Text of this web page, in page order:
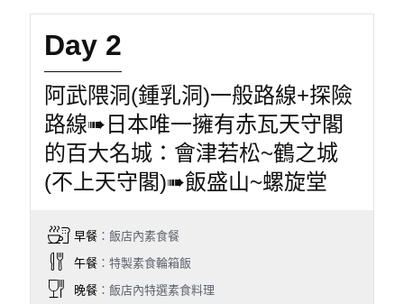
Day 2
阿武隈洞(鍾乳洞)一般路線+探險
路線➠日本唯一擁有赤瓦天守閣
的百大名城：會津若松~鶴之城
(不上天守閣)➠飯盛山~螺旋堂
早餐：飯店內素食餐
午餐：特製素食輪箱飯
晚餐：飯店內特選素食料理